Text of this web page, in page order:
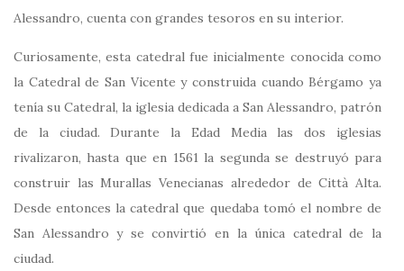
Alessandro, cuenta con grandes tesoros en su interior.
Curiosamente, esta catedral fue inicialmente conocida como
la Catedral de San Vicente y construida cuando Bérgamo ya
tenía su Catedral, la iglesia dedicada a San Alessandro, patrón
de la ciudad. Durante la Edad Media las dos iglesias
rivalizaron, hasta que en 1561 la segunda se destruyó para
construir las Murallas Venecianas alrededor de Città Alta.
Desde entonces la catedral que quedaba tomó el nombre de
San Alessandro y se convirtió en la única catedral de la
ciudad.